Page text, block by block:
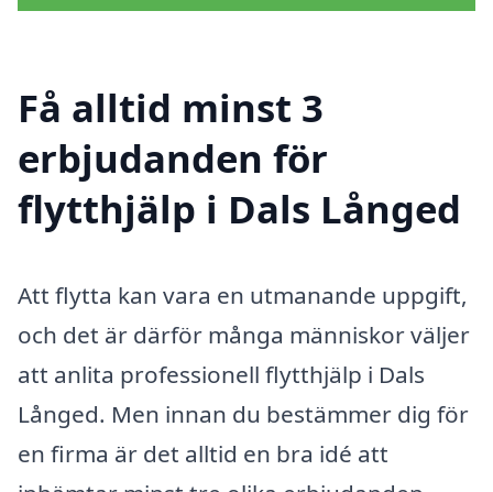
Få alltid minst 3
erbjudanden för
flytthjälp i Dals Långed
Att flytta kan vara en utmanande uppgift,
och det är därför många människor väljer
att anlita professionell flytthjälp i Dals
Långed. Men innan du bestämmer dig för
en firma är det alltid en bra idé att